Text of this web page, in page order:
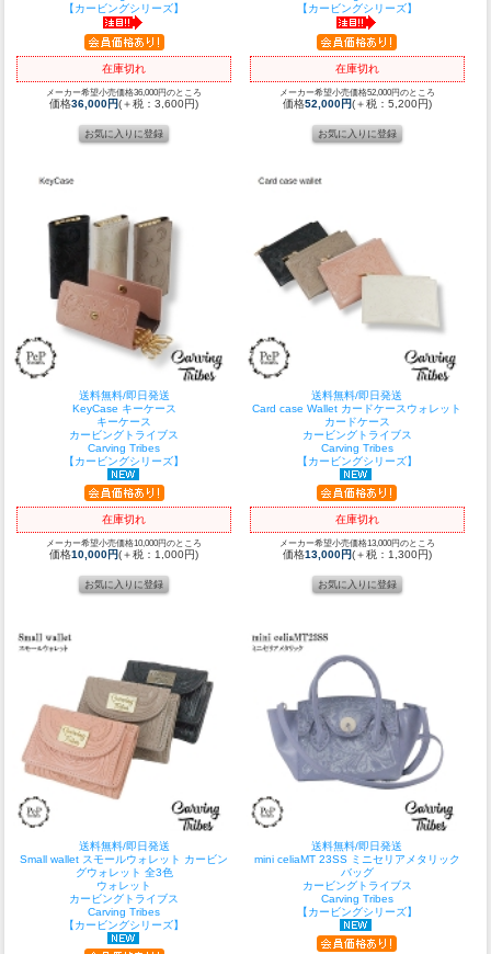
【カービングシリーズ】
在庫切れ
メーカー希望小売価格36,000円のところ
価格36,000円(＋税：3,600円)
【カービングシリーズ】
在庫切れ
メーカー希望小売価格52,000円のところ
価格52,000円(＋税：5,200円)
送料無料/即日発送
KeyCase キーケース
キーケース
カービングトライブス
Carving Tribes
【カービングシリーズ】
在庫切れ
メーカー希望小売価格10,000円のところ
価格10,000円(＋税：1,000円)
送料無料/即日発送
Card case Wallet カードケースウォレット
カードケース
カービングトライブス
Carving Tribes
【カービングシリーズ】
在庫切れ
メーカー希望小売価格13,000円のところ
価格13,000円(＋税：1,300円)
送料無料/即日発送
Small wallet スモールウォレット カービン
グウォレット 全3色
ウォレット
カービングトライブス
Carving Tribes
【カービングシリーズ】
送料無料/即日発送
mini celiaMT 23SS ミニセリアメタリック
バッグ
カービングトライブス
Carving Tribes
【カービングシリーズ】